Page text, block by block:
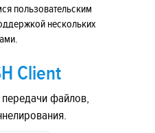
пользовательским
нескольких
Client
передачи файлов,